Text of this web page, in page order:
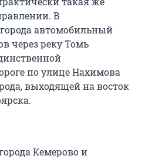
В
автомобильный
через реку Томь
по улице Нахимова
выходящей на восток
Кемерово и